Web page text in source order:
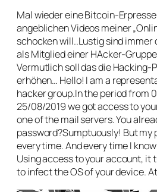
Mal wieder eine Bitcoin-
angeblichen Videos meiner
schocken will..Lustig sind immer
als Mitglied einer HAcker-
Vermutlich soll das die Hacking-
erhöhen… Hello! I am a
hacker group.In the period from
25/08/2019 we got access to
one of the mail servers. You
password?Sumptuously! But my
every time. And every time I
Using access to your account, it
to infect the OS of your device.